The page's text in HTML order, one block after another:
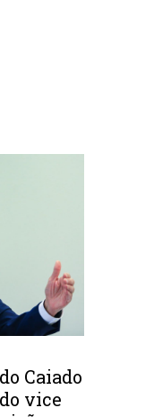
Caiado
vice